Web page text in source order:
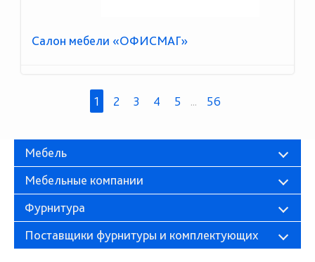
Салон мебели «ОФИСМАГ»
1 2 3 4 5 ... 56
Мебель
Мебельные компании
Фурнитура
Поставщики фурнитуры и комплектующих